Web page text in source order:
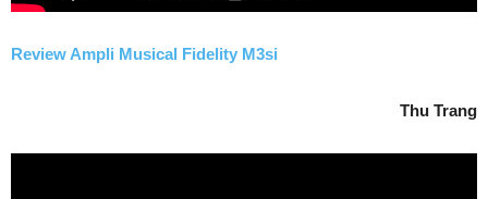
Review Ampli Musical Fidelity M3si
Thu Trang